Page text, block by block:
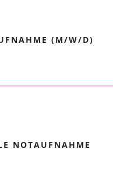
(M/W/D)
NOTAUFNAHME